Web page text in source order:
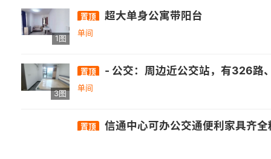
1图
置顶 超大单身公寓带阳台
单间
3图
置顶 - 公交：周边近公交站，有326路、82路、151路等多条公交线路经过.- 医疗：有南屿镇卫生所、省立医院金山分院等. - 商业：自带万达综合体，还有正荣财
单间
置顶 信通中心可办公交通便利家具齐